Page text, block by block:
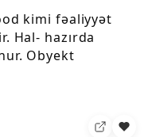
kimi fəaliyyət
Hal- hazırda
Obyekt